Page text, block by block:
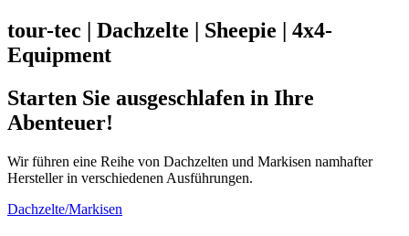
tour-tec | Dachzelte | Sheepie | 4x4-
Equipment
Starten Sie ausgeschlafen in Ihre
Abenteuer!
Wir führen eine Reihe von Dachzelten und Markisen namhafter
Hersteller in verschiedenen Ausführungen.
Dachzelte/Markisen